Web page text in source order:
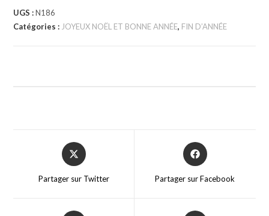
UGS :N186
Catégories : JOYEUX NOËL ET BONNE ANNÉE, FIN D’ANNÉE
Partager sur Twitter Partager sur Facebook